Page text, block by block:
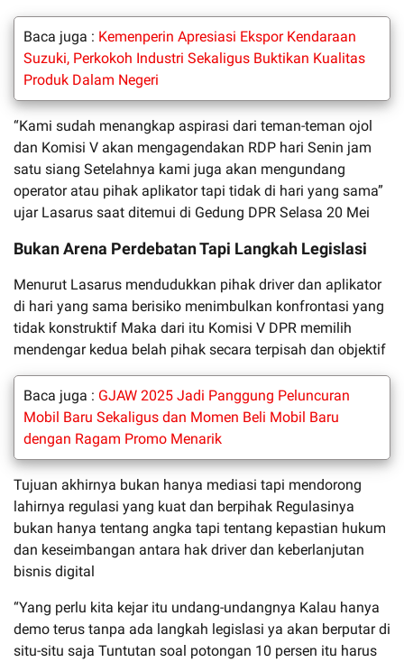
Baca juga : Kemenperin Apresiasi Ekspor Kendaraan
Suzuki, Perkokoh Industri Sekaligus Buktikan Kualitas
Produk Dalam Negeri
“Kami sudah menangkap aspirasi dari teman-teman ojol
dan Komisi V akan mengagendakan RDP hari Senin jam
satu siang Setelahnya kami juga akan mengundang
operator atau pihak aplikator tapi tidak di hari yang sama”
ujar Lasarus saat ditemui di Gedung DPR Selasa 20 Mei
Bukan Arena Perdebatan Tapi Langkah Legislasi
Menurut Lasarus mendudukkan pihak driver dan aplikator
di hari yang sama berisiko menimbulkan konfrontasi yang
tidak konstruktif Maka dari itu Komisi V DPR memilih
mendengar kedua belah pihak secara terpisah dan objektif
Baca juga : GJAW 2025 Jadi Panggung Peluncuran
Mobil Baru Sekaligus dan Momen Beli Mobil Baru
dengan Ragam Promo Menarik
Tujuan akhirnya bukan hanya mediasi tapi mendorong
lahirnya regulasi yang kuat dan berpihak Regulasinya
bukan hanya tentang angka tapi tentang kepastian hukum
dan keseimbangan antara hak driver dan keberlanjutan
bisnis digital
“Yang perlu kita kejar itu undang-undangnya Kalau hanya
demo terus tanpa ada langkah legislasi ya akan berputar di
situ-situ saja Tuntutan soal potongan 10 persen itu harus